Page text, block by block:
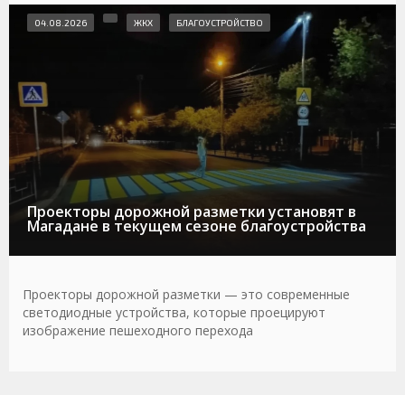
Проекторы дорожной разметки установят в
Магадане в текущем сезоне благоустройства
04.08.2026 ЖКХ БЛАГОУСТРОЙСТВО
Проекторы дорожной разметки — это современные
светодиодные устройства, которые проецируют
изображение пешеходного перехода